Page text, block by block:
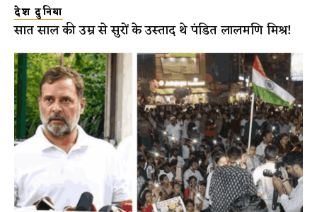
देश दुनिया
सात साल की उम्र से सुरों के उस्ताद थे पंडित लालमणि मिश्र!